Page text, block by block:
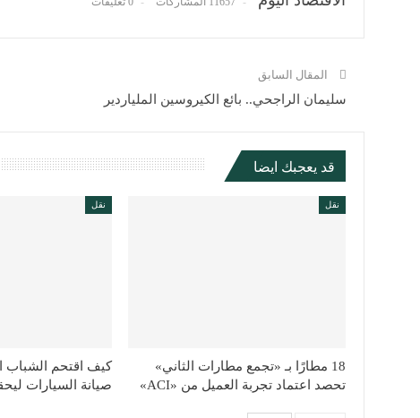
المقال السابق
سليمان الراجحي.. بائع الكيروسين الملياردير
قد يعجبك ايضا
نقل
18 مطارًا بـ «تجمع مطارات الثاني»
تحصد اعتماد تجربة العميل من «ACI»
نقل
كيف اقتحم الشباب
صيانة السيارات